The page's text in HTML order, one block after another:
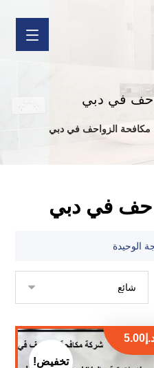
في دبي
مكافحة الزواحف في دبي
في دبي
الوحيدة
5.00
تخفيض!